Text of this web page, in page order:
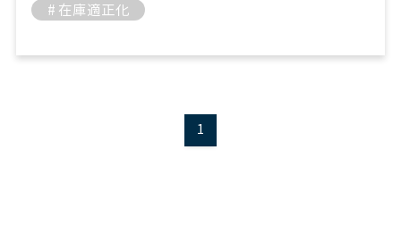
# 在庫適正化
1